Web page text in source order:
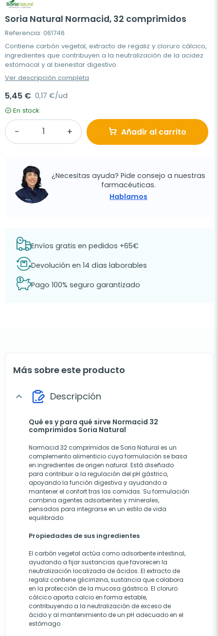
Soria Natural Normacid, 32 comprimidos
Referencia: 061746
Contiene carbón vegetal, extracto de regaliz y cloruro cálcico,
ingredientes que contribuyen a la neutralización de la acidez
estomacal y al bienestar digestivo.
Ver descripción completa
5,45 € 0,17 €/ud
En stock
Añadir al carrito
¿Necesitas ayuda? Pide consejo a nuestras
farmacéuticas.
Hablamos
Envíos gratis en pedidos +65€
Devolución en 14 días laborables
Pago 100% seguro garantizado
Más sobre este producto
expand_more Descripción
Qué es y para qué sirve Normacid 32
comprimidos Soria Natural
Normacid 32 comprimidos de Soria Natural es un
complemento alimenticio cuya formulación se basa
en ingredientes de origen natural. Está diseñado
para contribuir a la regulación del pH gástrico,
apoyando la función digestiva y ayudando a
mantener el confort tras las comidas. Su formulación
combina agentes adsorbentes y minerales,
pensados para integrarse en un estilo de vida
equilibrado.
Propiedades de sus ingredientes
El carbón vegetal actúa como adsorbente intestinal,
ayudando a fijar sustancias que favorecen la
neutralización localizada de ácidos. El extracto de
regaliz contiene glicirrizina, sustancia que colabora
en la protección de la mucosa gástrica. El cloruro
cálcico aporta calcio en forma estable,
contribuyendo a la neutralización de exceso de
ácido y al mantenimiento de un pH adecuado en el
estómago.